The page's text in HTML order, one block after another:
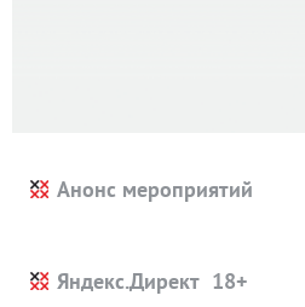
Анонс мероприятий
Яндекс.Директ